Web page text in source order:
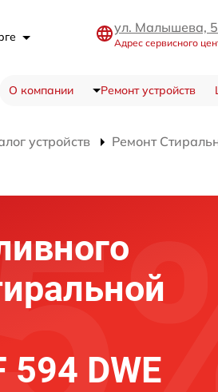
ул. Малышева,
Адрес сервисного
О компании Ремонт устройств
устройств Ремонт
594 DWE